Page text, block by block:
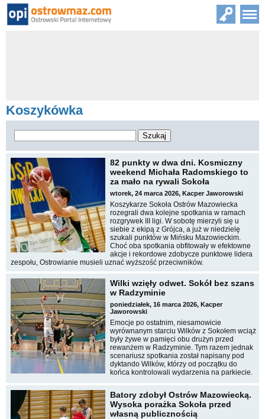
Koszykówka
82 punkty w dwa dni. Kosmiczny
weekend Michała Radomskiego to
za mało na rywali Sokoła
wtorek, 24 marca 2026, Kacper Jaworowski
Koszykarze Sokoła Ostrów Mazowiecka
rozegrali dwa kolejne spotkania w ramach
rozgrywek III ligi. W sobotę mierzyli się u
siebie z ekipą z Grójca, a już w niedzielę
szukali punktów w Mińsku Mazowieckim.
Choć oba spotkania obfitowały w efektowne
akcje i rekordowe zdobycze punktowe lidera
zespołu, Ostrowianie musieli uznać wyższość przeciwników.
Wilki wzięły odwet. Sokół bez szans
w Radzyminie
poniedziałek, 16 marca 2026, Kacper
Jaworowski
Emocje po ostatnim, niesamowicie
wyrównanym starciu Wilków z Sokołem wciąż
były żywe w pamięci obu drużyn przed
rewanżem w Radzyminie. Tym razem jednak
scenariusz spotkania został napisany pod
dyktando Wilków, którzy od początku do
końca kontrolowali wydarzenia na parkiecie.
Batory zdobył Ostrów Mazowiecką.
Wysoka porażka Sokoła przed
własną publicznością